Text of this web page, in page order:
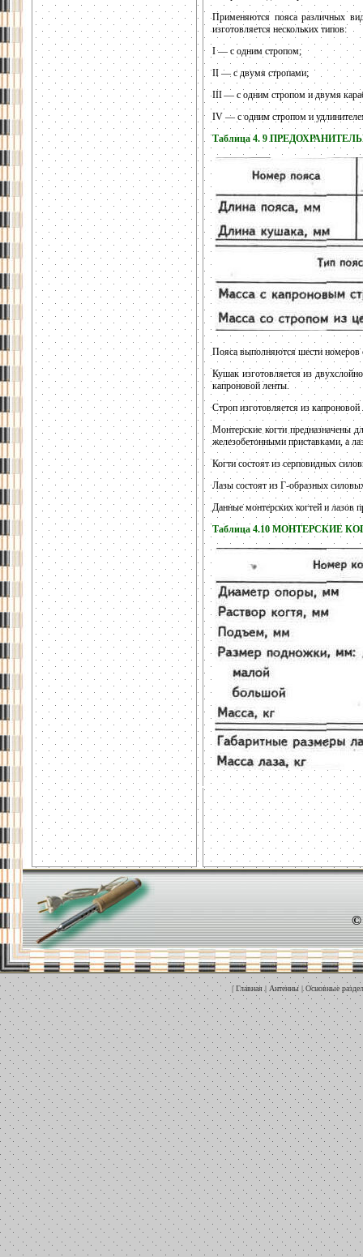
Применяются пояса различных
изготовляется нескольких типов:
I — с одним стропом;
II — с двумя стропами;
III — с одним стропом и двумя
IV — с одним стропом и
Таблица 4. 9
Пояса выполняются шести
Кушак изготовляется из
капроновой ленты.
Строп изготовляется из
Монтерские когти предназначены
железобетонными приставками, а
Когти состоят из серповидных
Лазы состоят из Г-образных
Данные монтерских когтей и лазов
Таблица 4.10 МОНТЕРСКИЕ
|Главная | Антенны | Основные